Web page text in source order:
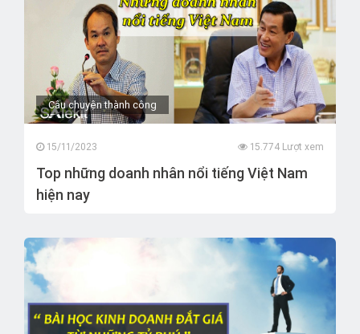
Câu chuyện thành công
15/11/2023 15.774 Lượt xem
Top những doanh nhân nổi tiếng Việt Nam
hiện nay